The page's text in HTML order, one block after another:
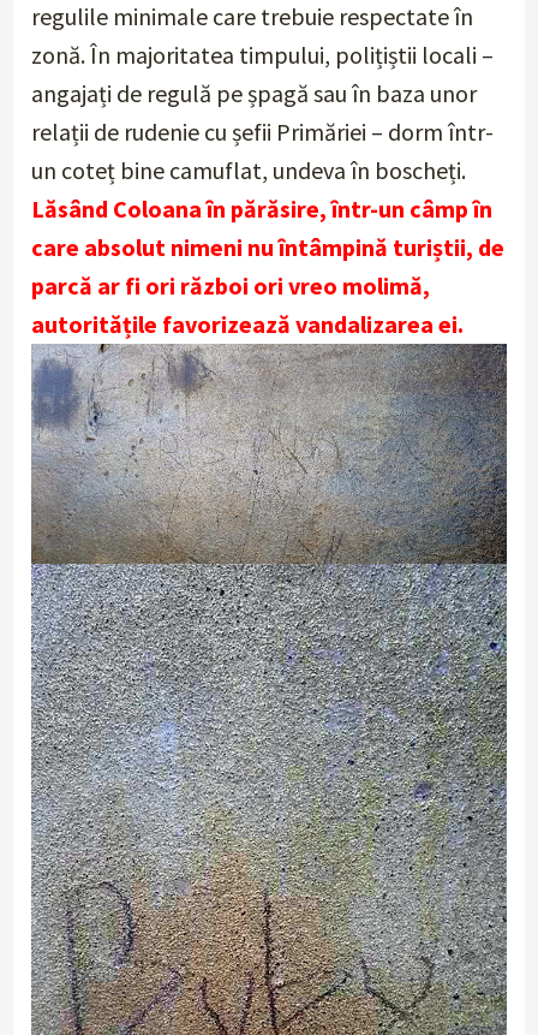
regulile minimale care trebuie respectate în
zonă. În majoritatea timpului, polițiștii locali –
angajați de regulă pe șpagă sau în baza unor
relații de rudenie cu șefii Primăriei – dorm într-
un coteț bine camuflat, undeva în boscheți.
Lăsând Coloana în părăsire, într-un câmp în
care absolut nimeni nu întâmpină turiștii, de
parcă ar fi ori război ori vreo molimă,
autoritățile favorizează vandalizarea ei.